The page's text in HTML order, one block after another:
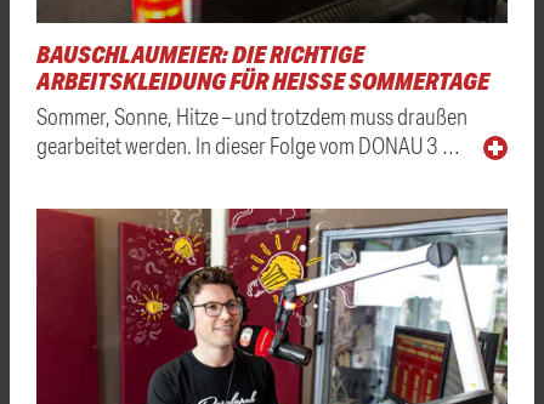
BAUSCHLAUMEIER: DIE RICHTIGE
ARBEITSKLEIDUNG FÜR HEISSE SOMMERTAGE
Sommer, Sonne, Hitze – und trotzdem muss draußen
gearbeitet werden. In dieser Folge vom DONAU 3 …